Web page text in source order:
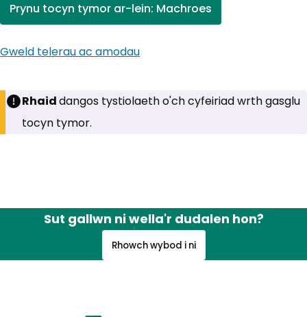
Prynu tocyn tymor ar-lein: Machroes
(yn agor mewn tab newydd)
Gweld telerau ac amodau
Rhaiddangos tystiolaeth o'ch cyfeiriad wrth gasglu
tocyn tymor.
Sut gallwn ni wella'r dudalen hon?
Rhowch wybod i ni